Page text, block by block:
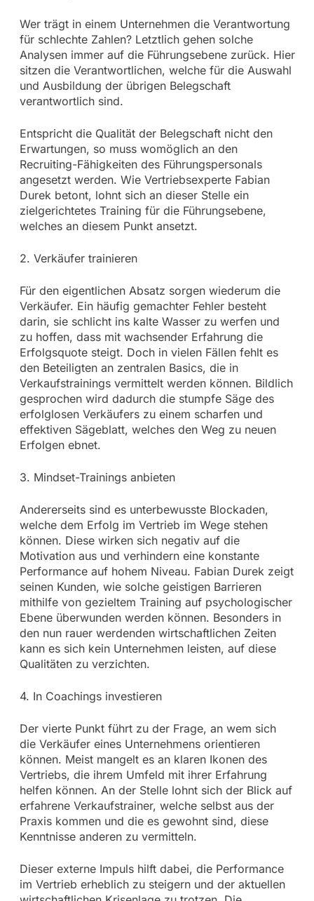
Wer trägt in einem Unternehmen die Verantwortung
für schlechte Zahlen? Letztlich gehen solche
Analysen immer auf die Führungsebene zurück. Hier
sitzen die Verantwortlichen, welche für die Auswahl
und Ausbildung der übrigen Belegschaft
verantwortlich sind.
Entspricht die Qualität der Belegschaft nicht den
Erwartungen, so muss womöglich an den
Recruiting-Fähigkeiten des Führungspersonals
angesetzt werden. Wie Vertriebsexperte Fabian
Durek betont, lohnt sich an dieser Stelle ein
zielgerichtetes Training für die Führungsebene,
welches an diesem Punkt ansetzt.
2. Verkäufer trainieren
Für den eigentlichen Absatz sorgen wiederum die
Verkäufer. Ein häufig gemachter Fehler besteht
darin, sie schlicht ins kalte Wasser zu werfen und
zu hoffen, dass mit wachsender Erfahrung die
Erfolgsquote steigt. Doch in vielen Fällen fehlt es
den Beteiligten an zentralen Basics, die in
Verkaufstrainings vermittelt werden können. Bildlich
gesprochen wird dadurch die stumpfe Säge des
erfolglosen Verkäufers zu einem scharfen und
effektiven Sägeblatt, welches den Weg zu neuen
Erfolgen ebnet.
3. Mindset-Trainings anbieten
Andererseits sind es unterbewusste Blockaden,
welche dem Erfolg im Vertrieb im Wege stehen
können. Diese wirken sich negativ auf die
Motivation aus und verhindern eine konstante
Performance auf hohem Niveau. Fabian Durek zeigt
seinen Kunden, wie solche geistigen Barrieren
mithilfe von gezieltem Training auf psychologischer
Ebene überwunden werden können. Besonders in
den nun rauer werdenden wirtschaftlichen Zeiten
kann es sich kein Unternehmen leisten, auf diese
Qualitäten zu verzichten.
4. In Coachings investieren
Der vierte Punkt führt zu der Frage, an wem sich
die Verkäufer eines Unternehmens orientieren
können. Meist mangelt es an klaren Ikonen des
Vertriebs, die ihrem Umfeld mit ihrer Erfahrung
helfen können. An der Stelle lohnt sich der Blick auf
erfahrene Verkaufstrainer, welche selbst aus der
Praxis kommen und die es gewohnt sind, diese
Kenntnisse anderen zu vermitteln.
Dieser externe Impuls hilft dabei, die Performance
im Vertrieb erheblich zu steigern und der aktuellen